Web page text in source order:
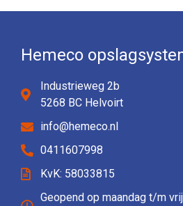
Hemeco
Industrieweg 2b
5268 BC Helvoirt
info@hemeco.nl
0411607998
KvK: 58033815
Geopend op maandag t/m